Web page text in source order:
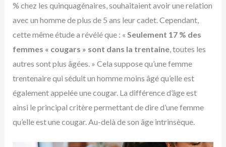
% chez les quinquagénaires, souhaitaient avoir une relation
avec un homme de plus de 5 ans leur cadet. Cependant,
cette même étude a révélé que : « Seulement 17 % des
femmes « cougars » sont dans la trentaine, toutes les
autres sont plus âgées. » Cela suppose qu’une femme
trentenaire qui séduit un homme moins âgé qu’elle est
également appelée une cougar. La différence d’âge est
ainsi le principal critère permettant de dire d’une femme
qu’elle est une cougar. Au-delà de son âge intrinsèque.